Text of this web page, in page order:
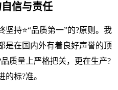
信与责任
持⭐“品质第一”的?原则。我
是在国内外有着良好声誉的顶
质量上严格把关，更在生产?
标?准。